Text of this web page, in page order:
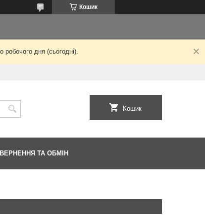
Кошик
робочого дня (сьогодні).
Кошик
ТА ОБМІН